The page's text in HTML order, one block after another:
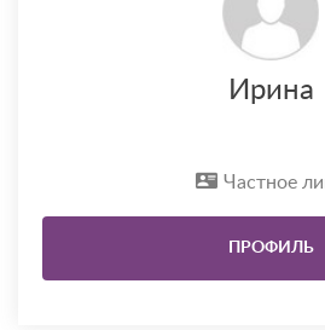
Ирина
Частное
ПРОФИЛЬ